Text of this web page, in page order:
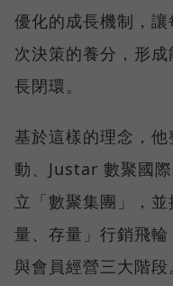
優化的成長機制，
次決策的養分，形
長閉環。
基於這樣的理念，
動、Justar 數聚國
立「數聚集團」，
量、存量」行銷飛
與會員經營三大階段